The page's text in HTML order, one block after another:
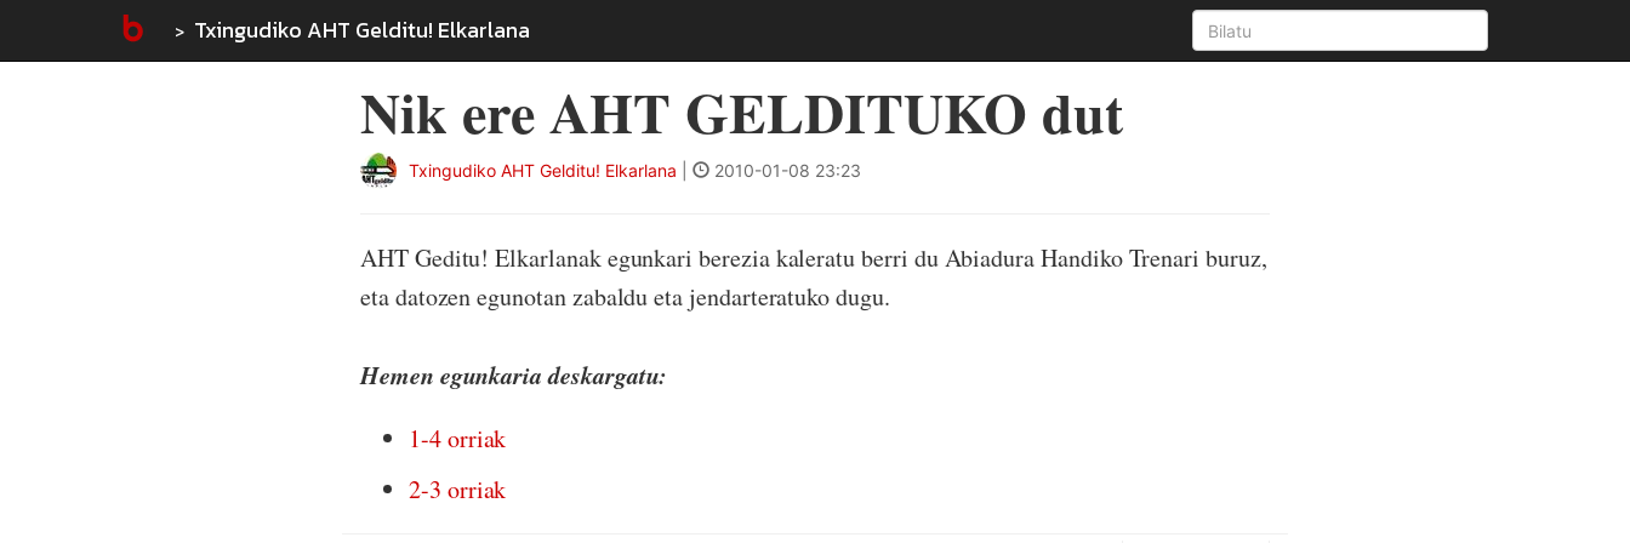
Txingudiko AHT Gelditu! Elkarlana
Nik ere AHT GELDITUKO dut
Txingudiko AHT Gelditu! Elkarlana 2010-01-08 23:23
AHT Geditu! Elkarlanak egunkari berezia kaleratu berri du Abiadura Handiko Trenari buruz,
eta datozen egunotan zabaldu eta jendarteratuko dugu.
Hemen egunkaria deskargatu:
1-4 orriak
2-3 orriak